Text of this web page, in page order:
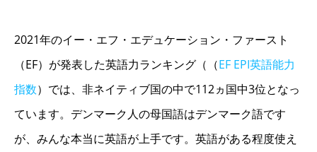
2021年のイー・エフ・エデュケーション・ファースト
（EF）が発表した英語力ランキング（（EF EPI英語能力
指数）では、非ネイティブ国の中で112ヵ国中3位となっ
ています。デンマーク人の母国語はデンマーク語です
が、みんな本当に英語が上手です。英語がある程度使え